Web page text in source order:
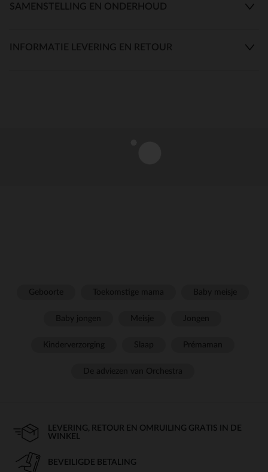
SAMENSTELLING EN ONDERHOUD
INFORMATIE LEVERING EN RETOUR
LEVERING, RETOUR EN OMRUILING GRATIS IN DE
WINKEL
BEVEILIGDE BETALING